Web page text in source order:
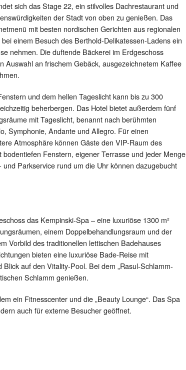
sich das Stage 22, ein stilvolles Dachrestaurant und
der Stadt von oben zu genießen. Das
mit besten nordischen Gerichten aus regionalen
einem Besuch des Berthold-Delikatessen-Ladens ein
nehmen. Die duftende Bäckerei im Erdgeschoss
Auswahl an frischem Gebäck, ausgezeichnetem Kaffee
und dem hellen Tageslicht kann bis zu 300
beherbergen. Das Hotel bietet außerdem fünf
mit Tageslicht, benannt nach berühmten
Symphonie, Andante und Allegro. Für einen
Atmosphäre können Gäste den VIP-Raum des
Fenstern, eigener Terrasse und jeder Menge
Parkservice rund um die Uhr können dazugebucht
das Kempinski-Spa – eine luxuriöse 1300 m²
einem Doppelbehandlungsraum und der
Vorbild des traditionellen lettischen Badehauses
bieten eine luxuriöse Bade-Reise mit
auf den Vitality-Pool. Bei dem „Rasul-Schlamm-
Schlamm genießen.
ein Fitnesscenter und die „Beauty Lounge“. Das Spa
auch für externe Besucher geöffnet.